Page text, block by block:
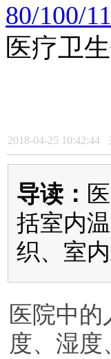
80/100/
医疗卫生
2018-04-25
导读：
括室内
织、室
医院中
度、湿